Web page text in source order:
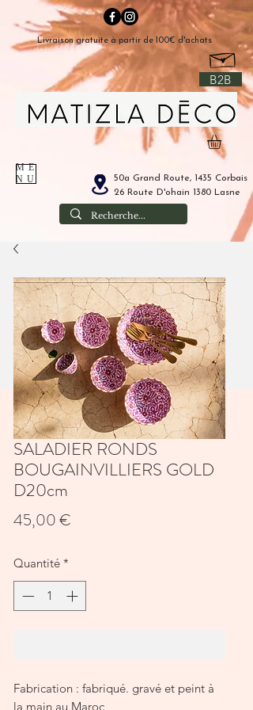
B2B
50a Grand Route, 1435 Corbais
26 Route D'ohain 1380 Lasne
ME
NU
Livraison gratuite à partir de 100€ d'achats
SALADIER RONDS
BOUGAINVILLIERS GOLD
D20cm
45,00 €
Quantité *
Fabrication : fabriqué. gravé et peint à
la main au Maroc